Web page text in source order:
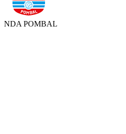
NDA POMBAL